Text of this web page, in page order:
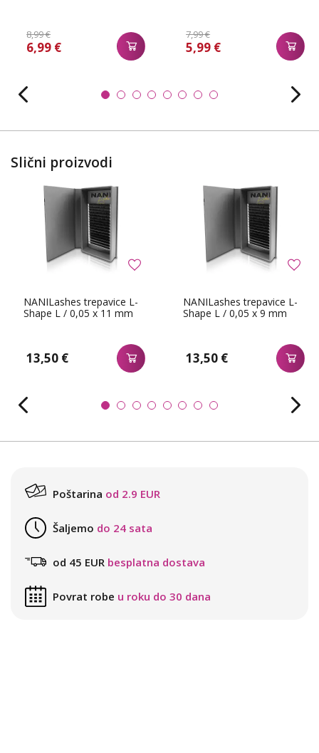
8,99 €
6,99 €
7,99 €
5,99 €
Slični proizvodi
NANILashes trepavice L-
Shape L / 0,05 x 11 mm
13,50 €
NANILashes trepavice L-
Shape L / 0,05 x 9 mm
13,50 €
Poštarina od 2.9 EUR
Šaljemo do 24 sata
od 45 EUR besplatna dostava
Povrat robe u roku do 30 dana